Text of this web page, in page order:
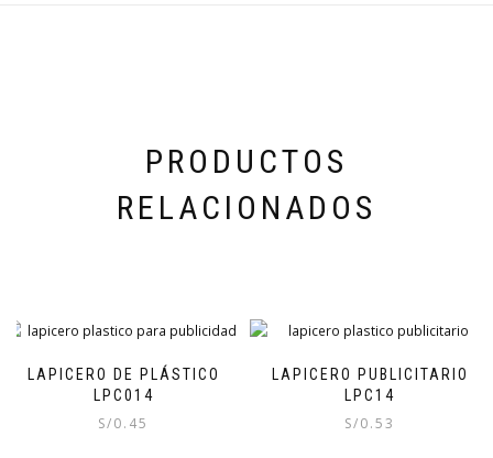
PRODUCTOS
RELACIONADOS
LAPICERO DE PLÁSTICO
LPC014
S/0.45
LAPICERO PUBLICITARIO
LPC14
S/0.53